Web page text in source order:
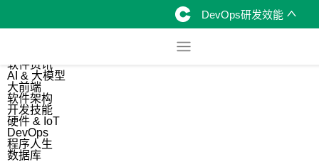
DevOps研发效能
软件资讯
AI & 大模型
大前端
软件架构
开发技能
硬件 & IoT
DevOps
程序人生
数据库